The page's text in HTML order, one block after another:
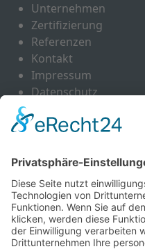
Unternehmen
Zertifizierung
Referenzen
Kontakt
Impressum
Datenschutz
Leistungen
Schrotthandel
Altautoverwertung
Ankauf von